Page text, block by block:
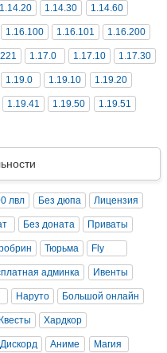
1.14.20 1.14.30 1.14.60
1.16.100 1.16.101 1.16.200
1.17.0 1.17.10 1.17.30
1.19.0 1.19.10 1.19.20
1.19.41 1.19.50 1.19.51
лвл Без дюпа Лицензия
Без доната Приваты
Тюрьма Fly
админка Ивенты
Наруто Большой онлайн
Квесты Хардкор
Дискорд Аниме Магия